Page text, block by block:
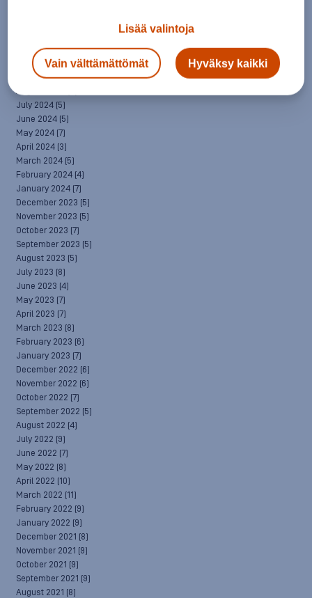
November 2024(10)
October 2024 (8)
September 2024(4)
August 2024
July 2024 (5)
June 2024 (5)
May 2024 (7)
April 2024 (3)
March 2024 (5)
February 2024 (4)
January 2024 (7)
December 2023 (5)
November 2023 (5)
October 2023 (7)
September 2023 (5)
August 2023 (5)
July 2023 (8)
June 2023 (4)
May 2023 (7)
April 2023 (7)
March 2023 (8)
February 2023 (6)
January 2023 (7)
December 2022 (6)
November 2022 (6)
October 2022 (7)
September 2022 (5)
August 2022 (4)
July 2022 (9)
June 2022 (7)
May 2022 (8)
April 2022 (10)
March 2022 (11)
February 2022 (9)
January 2022 (9)
December 2021 (8)
November 2021 (9)
October 2021 (9)
September 2021 (9)
August 2021 (8)
Lisää valintoja
Vain välttämättömät Hyväksy kaikki